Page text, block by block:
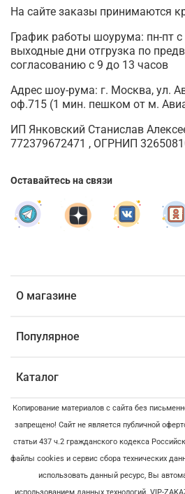
О магазине
Популярное
Каталог
На сайте заказы принимаются
График работы шоурума: пн-пт с
выходные дни отгрузка по
согласованию с 9 до 13 часов
Адрес шоу-рума: г. Москва, ул.
оф.715 (1 мин. пешком от м.
ИП Янковский Станислав
772379672471 , ОГРНИП
Оставайтесь на связи
Копирование материалов с сайта без
запрещено! Сайт не является публичной
статьи 437 ч.2 гражданского кодекса
файлы cookies и сервис сбора технических
использовать данный ресурс, Вы
использованием данных технологий. VIP-